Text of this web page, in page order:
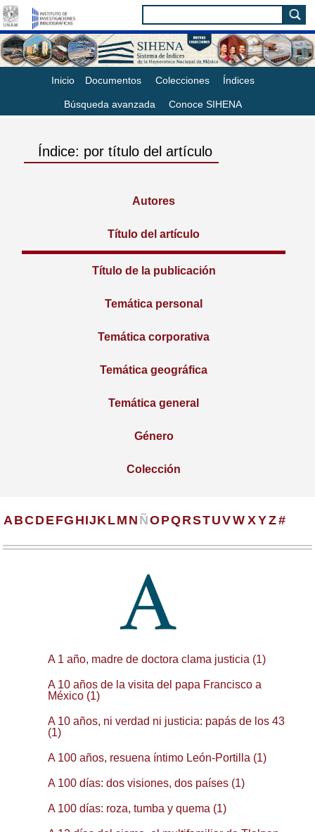
Inicio Documentos Colecciones Índices
Búsqueda avanzada Conoce SIHENA
Índice: por título del artículo
Autores
Título del artículo
Título de la publicación
Temática personal
Temática corporativa
Temática geográfica
Temática general
Género
Colección
ABCDEFG HIJKLM N ÑOPQRSTUVW XYZ#
A 1 año, madre de doctora clama justicia (1)
A 10 años de la visita del papa Francisco a
México (1)
A 10 años, ni verdad ni justicia: papás de los 43
(1)
A 100 años, resuena íntimo León-Portilla (1)
A 100 días: dos visiones, dos países (1)
A 100 días: roza, tumba y quema (1)